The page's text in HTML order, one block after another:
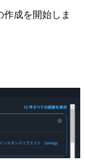
成を開始しま